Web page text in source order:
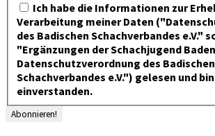
Ich habe die Informationen zur
Verarbeitung meiner Daten
des Badischen Schachverbandes e.V."
"Ergänzungen der Schachjugend
Datenschutzverordnung des Badischen
Schachverbandes e.V.") gelesen und
einverstanden.